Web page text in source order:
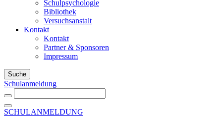
Schulpsychologie
Bibliothek
Versuchsanstalt
Kontakt
Kontakt
Partner & Sponsoren
Impressum
Suche
Schulanmeldung
SCHULANMELDUNG